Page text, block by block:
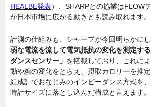
HEALBE発表）、SHARPとの協業はFLOW
が日本市場に広がる動きとも読み取れます。
計測の仕組みも、シャープが今回明らかに
弱な電流を流して電気抵抗の変化を測定す
ダンスセンサー」 を搭載しており、これに
動や糖の変化をとらえ、摂取カロリーを推
組成計でおなじみのインピーダンス方式を
時計サイズに落とし込んだ構成と言えます。